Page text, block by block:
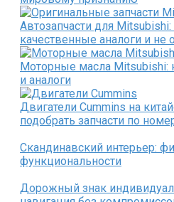
Автозапчасти для
качественные аналоги и не
Моторные масла Mitsubishi:
и аналоги
Двигатели Cummins на
подобрать запчасти по
Скандинавский интерьер:
функциональности
Дорожный знак